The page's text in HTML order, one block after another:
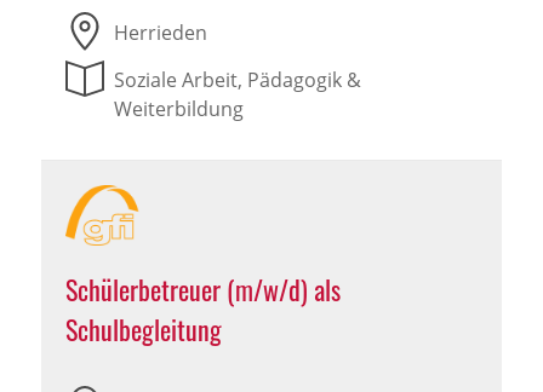
Herrieden
Soziale Arbeit, Pädagogik &
Weiterbildung
Schülerbetreuer (m/w/d) als
Schulbegleitung